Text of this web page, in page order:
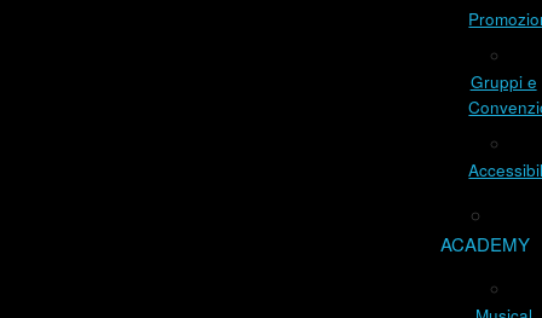
Gruppi e
ACADEMY